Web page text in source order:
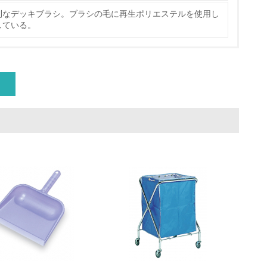
・販売
デッキブラシ。ブラシの毛に再生ポリエステルを使用し
いる。